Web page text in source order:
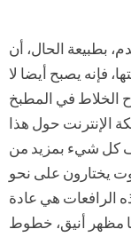
بطبيعة الحال، أن
فإنه يصبح أيضا لا
الخلاط في المطبخ
الإنترنت حول هذا
كل شيء بمزيد من
يختارون على نحو
الرافعات هي عادة
مظهر أنيق، خطوط